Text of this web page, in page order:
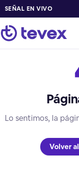
SEÑAL EN VIVO
Lo sentimos, la
Volver